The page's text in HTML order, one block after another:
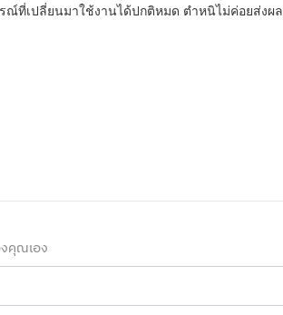
ณ์ที่เปลี่ยนมาใช้งานได้ปกติหมด ตำหนิไม่ค่อยส่งผล
คุณเอง